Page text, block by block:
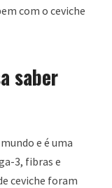
com o ceviche
saber
e é uma
3, fibras e
ceviche foram